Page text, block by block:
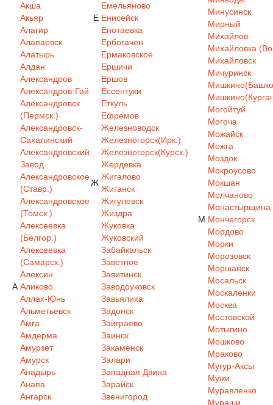
А
Акша
Акьяр
Алагир
Алапаевск
Алатырь
Алдан
Александров
Александров-Гай
Александровск
(Пермск.)
Александровск-
Сахалинский
Александровский
Завод
Александровское
(Ставр.)
Александровское
(Томск.)
Алексеевка
(Белгор.)
Алексеевка
(Самарск.)
Алексин
Аликово
Аллах-Юнь
Альметьевск
Амга
Амдерма
Амурзет
Амурск
Анадырь
Анапа
Ангарск
Е
Емельяново
Енисейск
Енотаевка
Ербогачен
Ермаковское
Ершичи
Ершов
Ессентуки
Еткуль
Ефремов
Ж
Железноводск
Железногорск(Ирк.)
Железногорск(Курск.)
Жердевка
Жигалово
Жиганск
Жигулевск
Жиздра
Жуковка
Жуковский
Забайкальск
Заветное
Завитинск
Заводоуковск
Завьялиха
Задонск
Заиграево
Заинск
Закаменск
Залари
Западная Двина
Зарайск
Звенигород
М
Минусинск
Мирный
Михайлов
Михайловка
Михайловск
Мичуринск
Могойтуй
Могоча
Можайск
Можга
Моздок
Мокроусово
Мокшан
Молчаново
Монастырщина
Мончегорск
Мордово
Морки
Морозовск
Моршанск
Мосальск
Москаленки
Москва
Мостовской
Мотыгино
Мошково
Мраково
Мугур-Аксы
Мужи
Муравленко
Мураши